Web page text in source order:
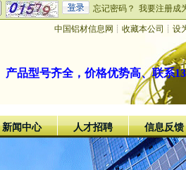
忘记密码？ 我要注册成
中国铝材信息网 ┊ 收藏本公司 ┊ 设
品型号齐全，价格优势高、联系
新闻中心 人才招聘 信息反馈